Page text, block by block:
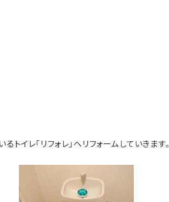
イレ「リフォレ」へリフォームしていきます。